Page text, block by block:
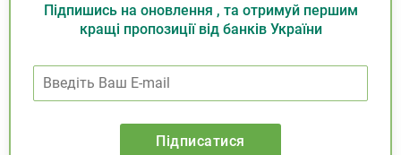
Підпишись на оновлення , та отримуй першим
кращі пропозиції від банків України
Підписатися